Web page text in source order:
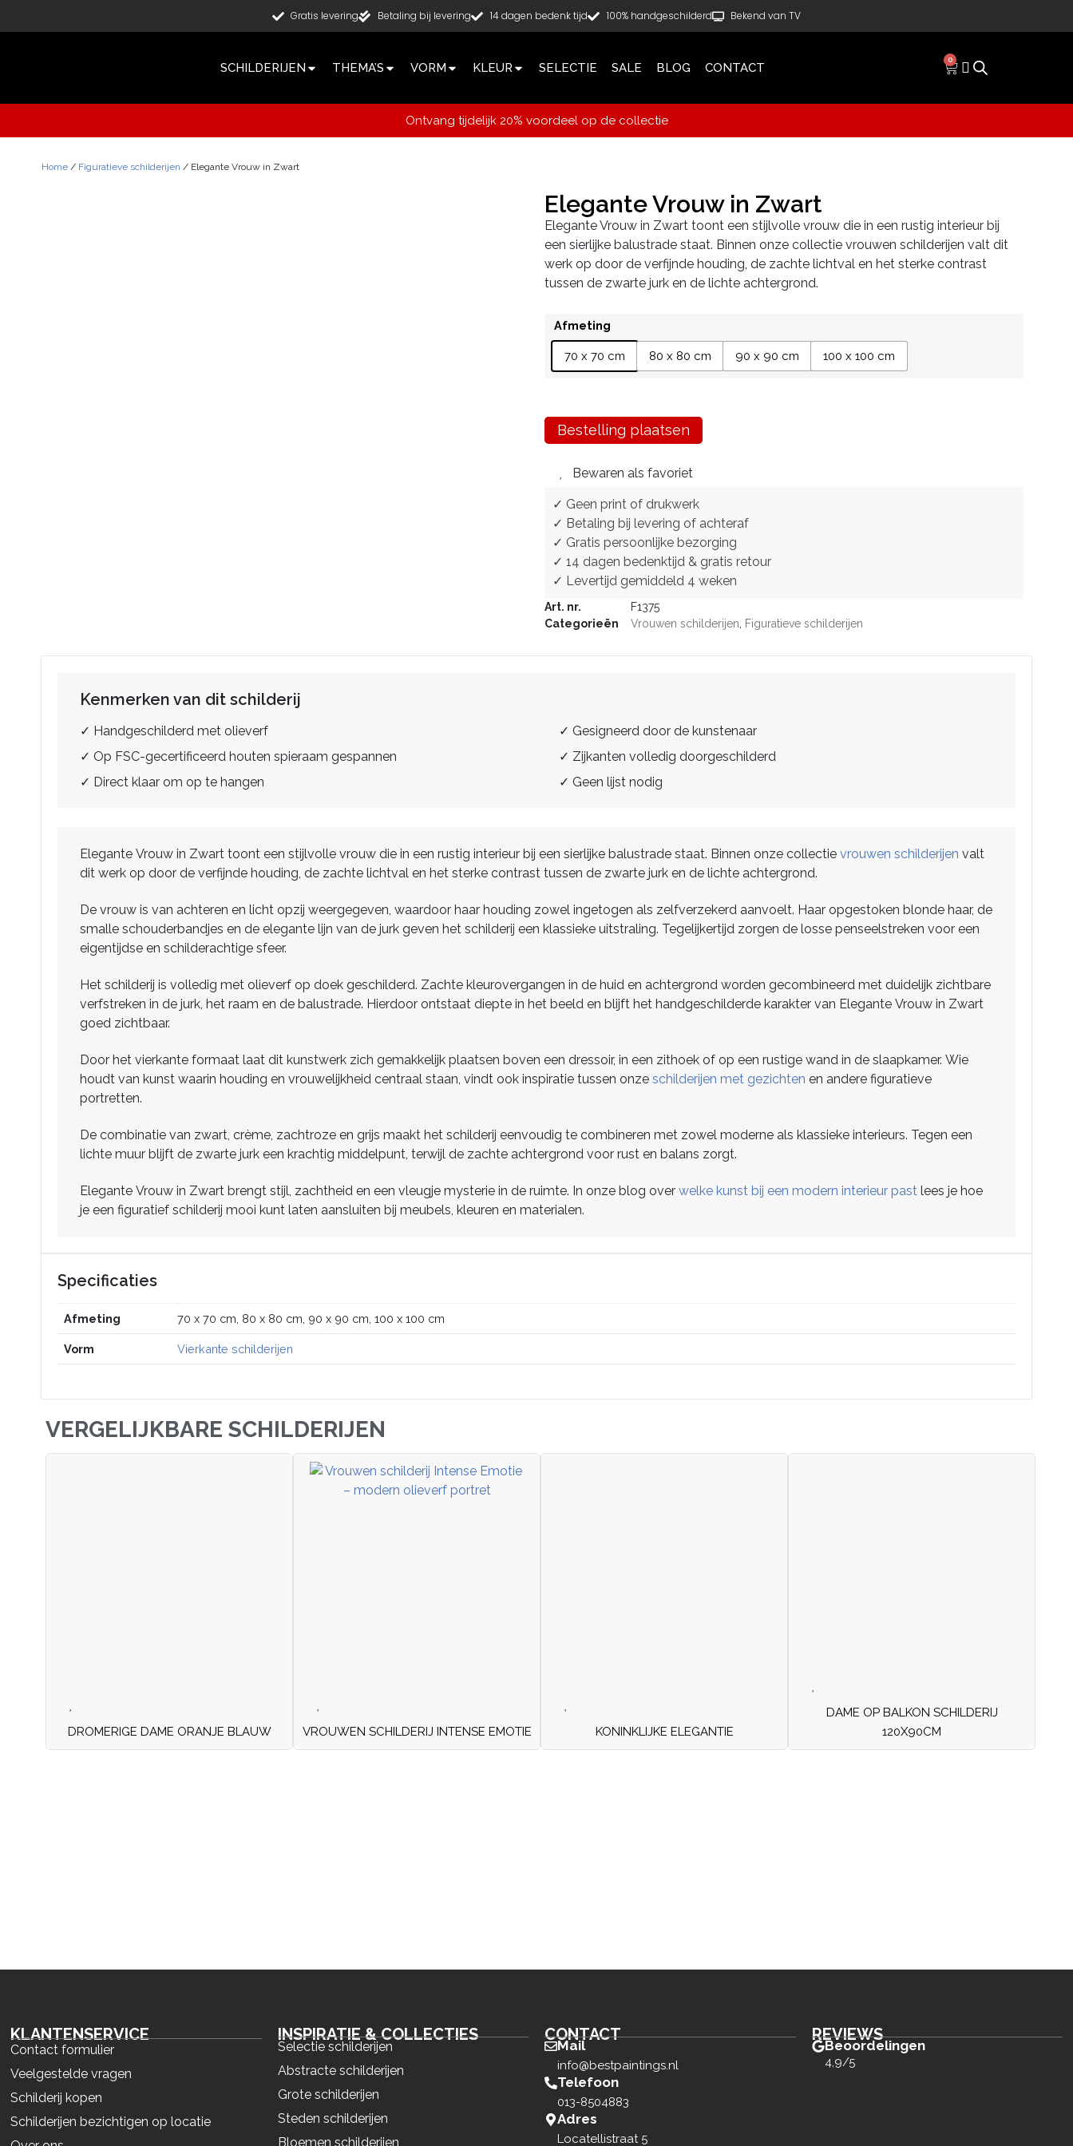
Gratis levering Betaling bij levering 14 dagen bedenk tijd 100% handgeschilderd Bekend van TV
SCHILDERIJEN THEMA’S VORM KLEUR SELECTIE SALE BLOG CONTACT
0
Ontvang tijdelijk 20% voordeel op de collectie
Home / Figuratieve schilderijen / Elegante Vrouw in Zwart
Elegante Vrouw in Zwart
Elegante Vrouw in Zwart toont een stijlvolle vrouw die in een rustig interieur bij
een sierlijke balustrade staat. Binnen onze collectie vrouwen schilderijen valt dit
werk op door de verfijnde houding, de zachte lichtval en het sterke contrast
tussen de zwarte jurk en de lichte achtergrond.
Afmeting
70 x 70 cm 80 x 80 cm 90 x 90 cm 100 x 100 cm
Bestelling plaatsen
Bewaren als favoriet
✓ Geen print of drukwerk
✓ Betaling bij levering of achteraf
✓ Gratis persoonlijke bezorging
✓ 14 dagen bedenktijd & gratis retour
✓ Levertijd gemiddeld 4 weken
Art. nr.
F1375
Categorieën
Vrouwen schilderijen Figuratieve schilderijen
Kenmerken van dit schilderij
✓ Handgeschilderd met olieverf
✓ Gesigneerd door de kunstenaar
✓ Op FSC-gecertificeerd houten spieraam gespannen
✓ Zijkanten volledig doorgeschilderd
✓ Direct klaar om op te hangen
✓ Geen lijst nodig
Elegante Vrouw in Zwart toont een stijlvolle vrouw die in een rustig interieur bij een sierlijke balustrade staat. Binnen onze collectie vrouwen schilderijen valt
dit werk op door de verfijnde houding, de zachte lichtval en het sterke contrast tussen de zwarte jurk en de lichte achtergrond.
De vrouw is van achteren en licht opzij weergegeven, waardoor haar houding zowel ingetogen als zelfverzekerd aanvoelt. Haar opgestoken blonde haar, de
smalle schouderbandjes en de elegante lijn van de jurk geven het schilderij een klassieke uitstraling. Tegelijkertijd zorgen de losse penseelstreken voor een
eigentijdse en schilderachtige sfeer.
Het schilderij is volledig met olieverf op doek geschilderd. Zachte kleurovergangen in de huid en achtergrond worden gecombineerd met duidelijk zichtbare
verfstreken in de jurk, het raam en de balustrade. Hierdoor ontstaat diepte in het beeld en blijft het handgeschilderde karakter van Elegante Vrouw in Zwart
goed zichtbaar.
Door het vierkante formaat laat dit kunstwerk zich gemakkelijk plaatsen boven een dressoir, in een zithoek of op een rustige wand in de slaapkamer. Wie
houdt van kunst waarin houding en vrouwelijkheid centraal staan, vindt ook inspiratie tussen onze schilderijen met gezichten en andere figuratieve
portretten.
De combinatie van zwart, crème, zachtroze en grijs maakt het schilderij eenvoudig te combineren met zowel moderne als klassieke interieurs. Tegen een
lichte muur blijft de zwarte jurk een krachtig middelpunt, terwijl de zachte achtergrond voor rust en balans zorgt.
Elegante Vrouw in Zwart brengt stijl, zachtheid en een vleugje mysterie in de ruimte. In onze blog over welke kunst bij een modern interieur past lees je hoe
je een figuratief schilderij mooi kunt laten aansluiten bij meubels, kleuren en materialen.
Specificaties
Afmeting 70 x 70 cm, 80 x 80 cm, 90 x 90 cm, 100 x 100 cm
Vorm Vierkante schilderijen
VERGELIJKBARE SCHILDERIJEN
DROMERIGE DAME ORANJE BLAUW VROUWEN SCHILDERIJ INTENSE EMOTIE KONINKLIJKE ELEGANTIE
DAME OP BALKON SCHILDERIJ
120X90CM
KLANTENSERVICE
Contact formulier
Veelgestelde vragen
Schilderij kopen
Schilderijen bezichtigen op locatie
INSPIRATIE & COLLECTIES
Selectie schilderijen
Abstracte schilderijen
Grote schilderijen
Steden schilderijen
Bloemen schilderijen
CONTACT
Mail
info@bestpaintings.nl
Telefoon
013-8504883
Adres
Locatellistraat 5
REVIEWS
Beoordelingen
4,9/5